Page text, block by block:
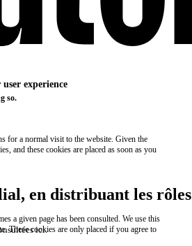
en distribuant les
ici.
experience
so.
for a normal visit to the website. Given the
and these cookies are placed as soon as you
a given page has been consulted. We use this
These cookies are only placed if you agree to